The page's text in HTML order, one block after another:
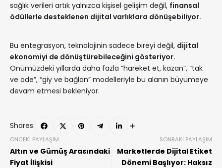
sağlık verileri artık yalnızca kişisel gelişim değil, finansal
ödüllerle desteklenen dijital varlıklara dönüşebiliyor.
Bu entegrasyon, teknolojinin sadece bireyi değil, dijital
ekonomiyi de dönüştürebileceğini gösteriyor.
Önümüzdeki yıllarda daha fazla “hareket et, kazan”, “tak
ve öde”, “giy ve bağlan” modelleriyle bu alanın büyümeye
devam etmesi bekleniyor.
Shares:
ÖNCEKI PAYLAŞIM
Altın ve Gümüş Arasındaki
Fiyat İlişkisi
SONRAKI PAYLAŞIM
Marketlerde Dijital Etiket
Dönemi Başlıyor: Haksız